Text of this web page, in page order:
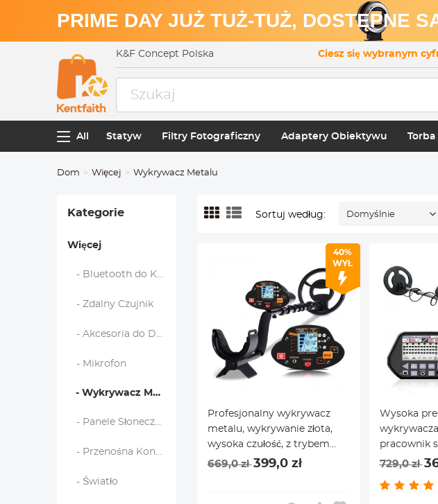
PRIME DAY JUŻ TUŻ-TUŻ, DOSTĘPNE
K&F Concept Polska Ciesz się wybranym
All Statyw Filtry Fotograficzny Adaptery Obiektywu Torba
Dom Więcej Wykrywacz Metalu
Kategorie
Więcej
- Bluetooth do Kasku Motocyklowego
- Zdalny Czujnik
- Akcesoria do Drona
- Mikrofon
- Wykrywacz Metalu
- Panele Słoneczne
- Przenośna Konsola do Gier
- Światło
Sortuj według: Domyślnie
40%
WYŁ
Profesjonalny wykrywacz
metalu, wykrywanie złota,
wysoka czułość, z trybem
jakości, współczynnik
669,0 zł399,0 zł
Wysoka
pracownik
płytką
729,0 zł